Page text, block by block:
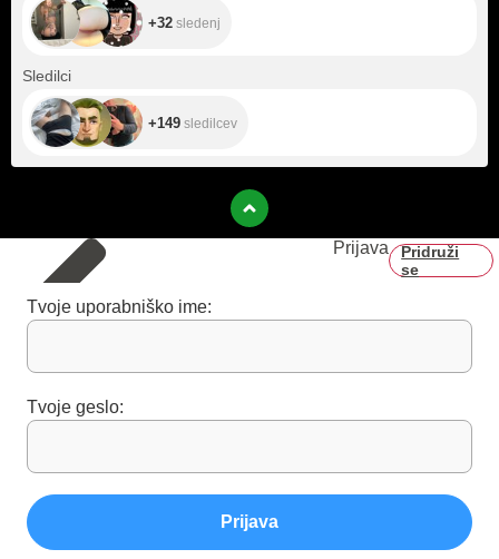
+32 sledenj
Sledilci
+149 sledilcev
Prijava
Pridruži
se
Tvoje uporabniško ime:
Tvoje geslo:
Prijava